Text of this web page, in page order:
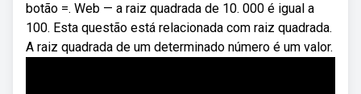
botão =. Web — a raiz quadrada de 10. 000 é igual a
100. Esta questão está relacionada com raiz quadrada.
A raiz quadrada de um determinado número é um valor.